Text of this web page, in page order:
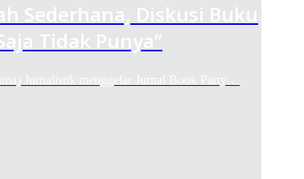
Sederhana, Diskusi Buku
Tidak Punya”
Jurnalistik menggelar Jurnal Book Party…